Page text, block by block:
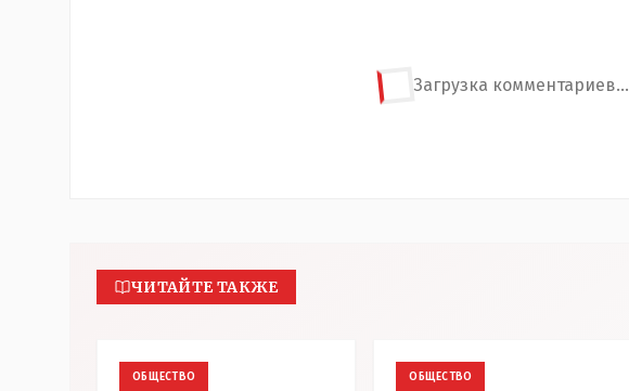
Загрузка комментариев...
ЧИТАЙТЕ ТАКЖЕ
ОБЩЕСТВО ОБЩЕСТВО